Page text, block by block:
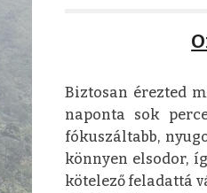
Biztosan érezted
naponta sok
fókuszáltabb,
könnyen elsodor,
kötelező feladattá